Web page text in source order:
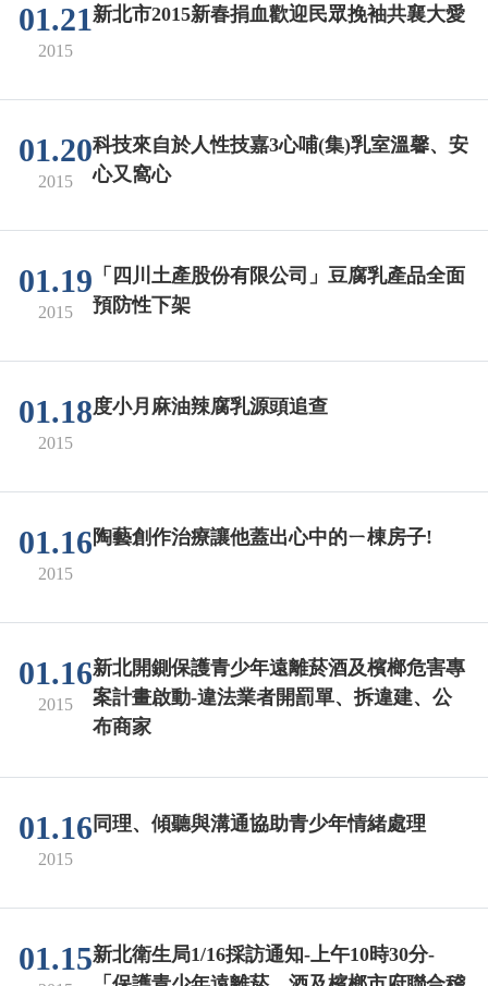
01.21
2015
新北市2015新春捐血歡迎民眾挽袖共襄大愛
01.20
2015
科技來自於人性技嘉3心哺(集)乳室溫馨、安
心又窩心
01.19
2015
「四川土產股份有限公司」豆腐乳產品全面
預防性下架
01.18
2015
度小月麻油辣腐乳源頭追查
01.16
2015
陶藝創作治療讓他蓋出心中的ㄧ棟房子!
01.16
2015
新北開鍘保護青少年遠離菸酒及檳榔危害專
案計畫啟動-違法業者開罰單、拆違建、公
布商家
01.16
2015
同理、傾聽與溝通協助青少年情緒處理
01.15新北衛生局1/16採訪通知-上午10時30分-